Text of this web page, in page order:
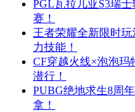
PGL瓦拉几亚S3瑞
赛！
王者荣耀全新限时
力技能！
CF穿越火线×泡泡玛
潜行！
PUBG绝地求生8周
拿！